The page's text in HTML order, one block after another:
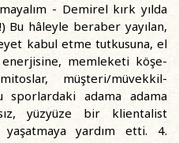
- Demirel kırk yılda
Bu hâleyle beraber yayılan,
kabul etme tutkusuna, el
enerjisine, memleketi köşe-
müşteri/müvekkil-
sporlardaki adama adama
yüzyüze bir klientalist
yardım etti. 4.